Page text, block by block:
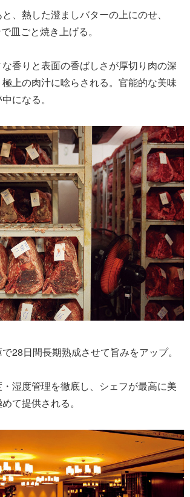
、熱した澄ましバターの上にのせ、
皿ごと焼き上げる。
香りと表面の香ばしさが厚切り肉の深
上の肉汁に唸らされる。官能的な美味
になる。
28日間長期熟成させて旨みをアップ。
湿度管理を徹底し、シェフが最高に美
て提供される。